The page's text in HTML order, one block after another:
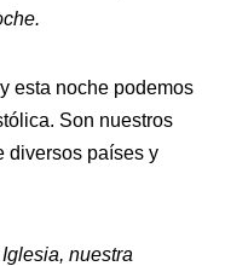
esta noche podemos
Son nuestros
diversos países y
Iglesia, nuestra